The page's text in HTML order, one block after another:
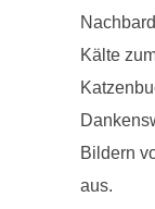
Kälte
Bildern
aus.